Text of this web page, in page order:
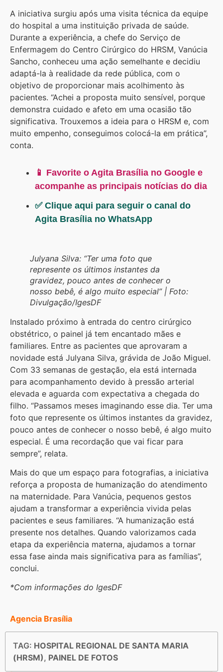
A iniciativa surgiu após uma visita técnica da equipe
do hospital a uma instituição privada de saúde.
Durante a experiência, a chefe do Serviço de
Enfermagem do Centro Cirúrgico do HRSM, Vanúcia
Sancho, conheceu uma ação semelhante e decidiu
adaptá-la à realidade da rede pública, com o
objetivo de proporcionar mais acolhimento às
pacientes. “Achei a proposta muito sensível, porque
demonstra cuidado e afeto em uma ocasião tão
significativa. Trouxemos a ideia para o HRSM e, com
muito empenho, conseguimos colocá-la em prática”,
conta.
📱 Favorite o Agita Brasília no Google e
acompanhe as principais notícias do dia
✅ Clique aqui para seguir o canal do
Agita Brasília no WhatsApp
Julyana Silva: “Ter uma foto que
represente os últimos instantes da
gravidez, pouco antes de conhecer o
nosso bebê, é algo muito especial” | Foto:
Divulgação/IgesDF
Instalado próximo à entrada do centro cirúrgico
obstétrico, o painel já tem encantado mães e
familiares. Entre as pacientes que aprovaram a
novidade está Julyana Silva, grávida de João Miguel.
Com 33 semanas de gestação, ela está internada
para acompanhamento devido à pressão arterial
elevada e aguarda com expectativa a chegada do
filho. “Passamos meses imaginando esse dia. Ter uma
foto que represente os últimos instantes da gravidez,
pouco antes de conhecer o nosso bebê, é algo muito
especial. É uma recordação que vai ficar para
sempre”, relata.
Mais do que um espaço para fotografias, a iniciativa
reforça a proposta de humanização do atendimento
na maternidade. Para Vanúcia, pequenos gestos
ajudam a transformar a experiência vivida pelas
pacientes e seus familiares. “A humanização está
presente nos detalhes. Quando valorizamos cada
etapa da experiência materna, ajudamos a tornar
essa fase ainda mais significativa para as famílias”,
conclui.
*Com informações do IgesDF
Agencia Brasília
TAG: HOSPITAL REGIONAL DE SANTA MARIA
(HRSM), PAINEL DE FOTOS